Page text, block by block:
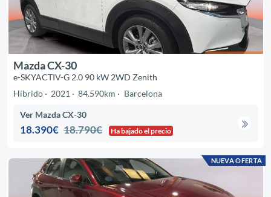
Mazda CX-30
e-SKYACTIV-G 2.0 90 kW 2WD Zenith
Híbrido
2021 84.590km Barcelona
Ver Mazda CX-30
18.390€ 18.790€ Ha bajado el precio
NUEVA OFERTA